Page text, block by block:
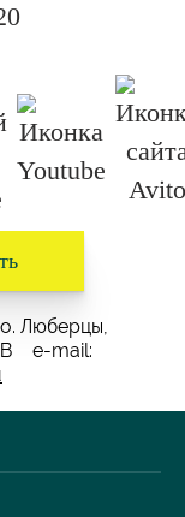
Люберцы,
e-mail: